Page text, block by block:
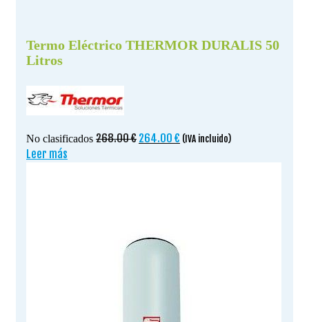
Termo Eléctrico THERMOR DURALIS 50
Litros
No clasificados 268.00€ El
264.00 € El
(IVA incluido)
Leer más